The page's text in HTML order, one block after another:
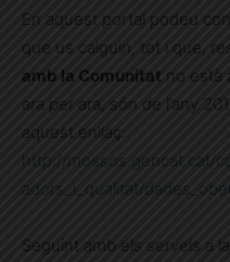
En aquest portal podeu
que us calguin, tot i que,
amb la Comunitat no està
ara per ara, són de l’any
aquest enllaç:
http://mossos.gencat.cat/
adors_i_qualitat/
Seguint amb els serveis a